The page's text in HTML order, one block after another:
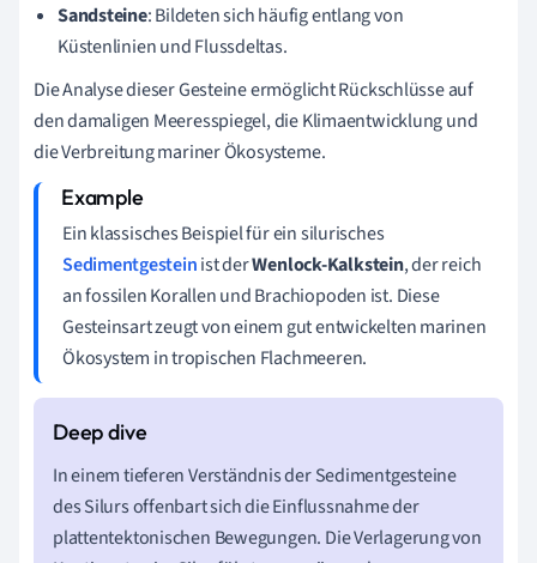
Sandsteine: Bildeten sich häufig entlang von
Küstenlinien und Flussdeltas.
Die Analyse dieser Gesteine ermöglicht Rückschlüsse auf
den damaligen Meeresspiegel, die Klimaentwicklung und
die Verbreitung mariner Ökosysteme.
Ein klassisches Beispiel für ein silurisches
Sedimentgesteinist derWenlock-Kalkstein, der reich
an fossilen Korallen und Brachiopoden ist. Diese
Gesteinsart zeugt von einem gut entwickelten marinen
Ökosystem in tropischen Flachmeeren.
In einem tieferen Verständnis der Sedimentgesteine
des Silurs offenbart sich die Einflussnahme der
plattentektonischen Bewegungen. Die Verlagerung von